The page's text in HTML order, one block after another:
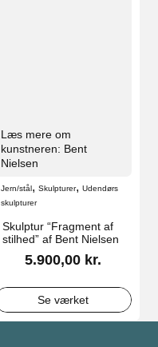
Læs mere om
kunstneren: Bent
Nielsen
Jern/stål, Skulpturer, Udendørs
skulpturer
Skulptur “Fragment af
stilhed” af Bent Nielsen
5.900,00 kr.
Se værket